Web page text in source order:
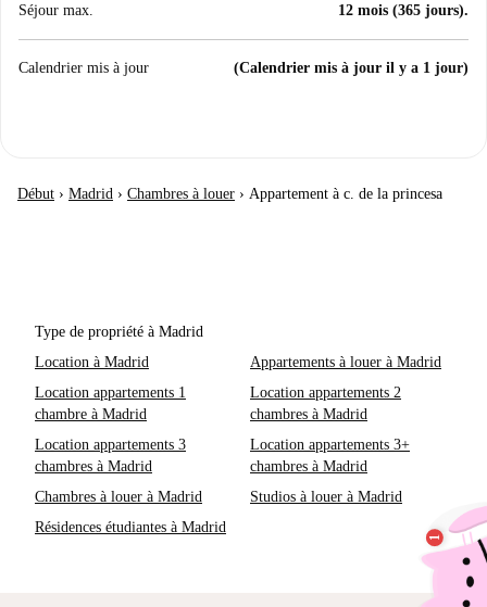
Séjour max. 12 mois (365 jours).
Calendrier mis à jour (Calendrier mis à jour il y a 1 jour)
Début › Madrid › Chambres à louer › Appartement à c. de la princesa
Type de propriété à Madrid
Location à Madrid
Appartements à louer à Madrid
Location appartements 1
chambre à Madrid
Location appartements 2
chambres à Madrid
Location appartements 3
chambres à Madrid
Location appartements 3+
chambres à Madrid
Chambres à louer à Madrid
Studios à louer à Madrid
Résidences étudiantes à Madrid